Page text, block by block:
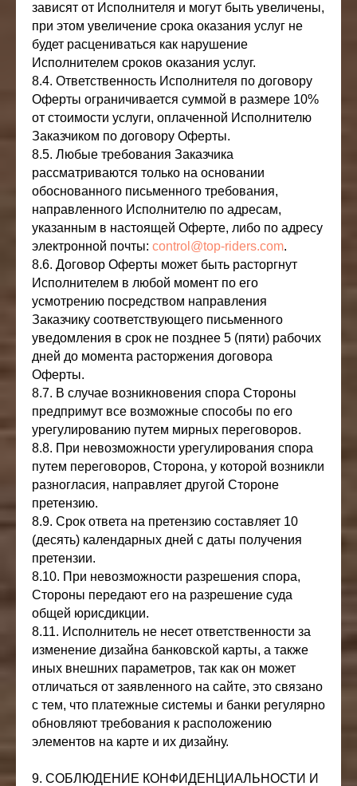
зависят от Исполнителя и могут быть увеличены,
при этом увеличение срока оказания услуг не
будет расцениваться как нарушение
Исполнителем сроков оказания услуг.
8.4. Ответственность Исполнителя по договору
Оферты ограничивается суммой в размере 10%
от стоимости услуги, оплаченной Исполнителю
Заказчиком по договору Оферты.
8.5. Любые требования Заказчика
рассматриваются только на основании
обоснованного письменного требования,
направленного Исполнителю по адресам,
указанным в настоящей Оферте, либо по адресу
электронной почты: control@top-riders.com.
8.6. Договор Оферты может быть расторгнут
Исполнителем в любой момент по его
усмотрению посредством направления
Заказчику соответствующего письменного
уведомления в срок не позднее 5 (пяти) рабочих
дней до момента расторжения договора
Оферты.
8.7. В случае возникновения спора Стороны
предпримут все возможные способы по его
урегулированию путем мирных переговоров.
8.8. При невозможности урегулирования спора
путем переговоров, Сторона, у которой возникли
разногласия, направляет другой Стороне
претензию.
8.9. Срок ответа на претензию составляет 10
(десять) календарных дней с даты получения
претензии.
8.10. При невозможности разрешения спора,
Стороны передают его на разрешение суда
общей юрисдикции.
8.11. Исполнитель не несет ответственности за
изменение дизайна банковской карты, а также
иных внешних параметров, так как он может
отличаться от заявленного на сайте, это связано
с тем, что платежные системы и банки регулярно
обновляют требования к расположению
элементов на карте и их дизайну.
9. СОБЛЮДЕНИЕ КОНФИДЕНЦИАЛЬНОСТИ И